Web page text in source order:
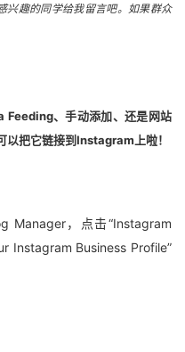
兴趣的同学给我留言吧。如果群众
Feeding、手动添加、还是网站
把它链接到Instagram上啦！
Manager，点击“Instagram
Instagram Business Profile”